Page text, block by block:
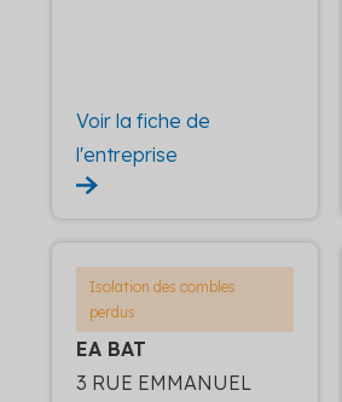
Voir la fiche de
l'entreprise
Isolation des combles
perdus
EA BAT
3 RUE EMMANUEL